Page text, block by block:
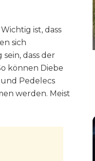
ist, dass
sich
dass der
können Diebe
Pedelecs
werden. Meist